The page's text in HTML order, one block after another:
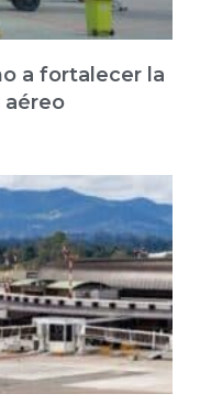
a fortalecer la